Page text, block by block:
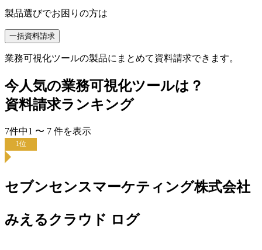
製品選びでお困りの方は
一括資料請求
業務可視化ツールの製品にまとめて資料請求できます。
今人気の業務可視化ツールは？
資料請求ランキング
7件中1 〜 7 件を表示
1位
セブンセンスマーケティング株式会社
みえるクラウド ログ